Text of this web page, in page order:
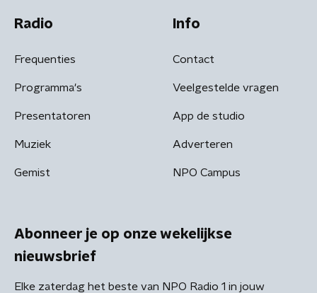
Radio
Frequenties
Programma's
Presentatoren
Muziek
Gemist
Info
Contact
Veelgestelde vragen
App de studio
Adverteren
NPO Campus
Abonneer je op onze wekelijkse
nieuwsbrief
Elke zaterdag het beste van NPO Radio 1 in jouw